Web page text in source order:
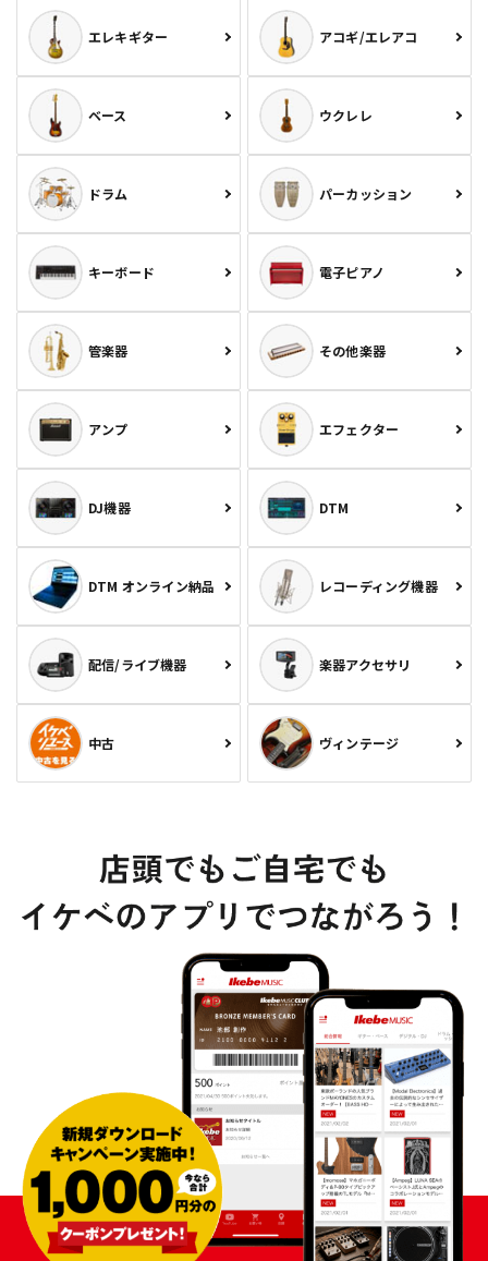
エレキギター アコギ/エレアコ
ベース ウクレレ
ドラム パーカッション
キーボード 電子ピアノ
管楽器 その他楽器
アンプ エフェクター
DJ機器 DTM
DTM オンライン納品 レコーディング機器
配信/ライブ機器 楽器アクセサリ
中古 ヴィンテージ